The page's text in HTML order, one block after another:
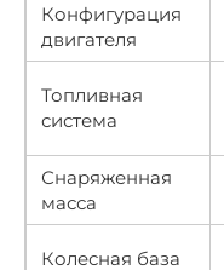
Конфигурация
двигателя
Топливная
система
Снаряженная
масса
Колесная база